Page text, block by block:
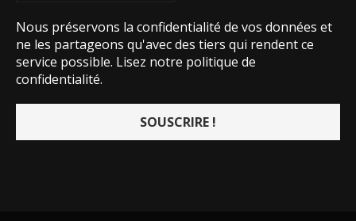
Nous préservons la confidentialité de vos données et
ne les partageons qu'avec des tiers qui rendent ce
service possible. Lisez notre politique de
confidentialité.